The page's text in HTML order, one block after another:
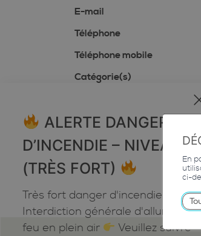
E-mail
Téléphone
Téléphone mobile
Catégorie(s)
x
ALERTE DANGER
D’INCENDIE – NIVEAU 5
(TRÈS FORT)
Très fort danger d'incendie
Interdiction générale d'allumer du
feu en plein air
Veuillez suivre
En
ci-